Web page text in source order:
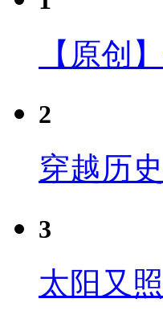
【原创
2
穿越历
3
太阳又